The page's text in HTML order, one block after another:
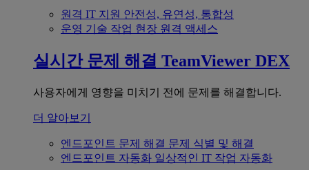
원격 IT 지원 안전성, 유연성, 통합성
운영 기술 작업 현장 원격 액세스
실시간 문제 해결 TeamViewer DEX
사용자에게 영향을 미치기 전에 문제를 해결합니다.
더 알아보기
엔드포인트 문제 해결 문제 식별 및 해결
엔드포인트 자동화 일상적인 IT 작업 자동화